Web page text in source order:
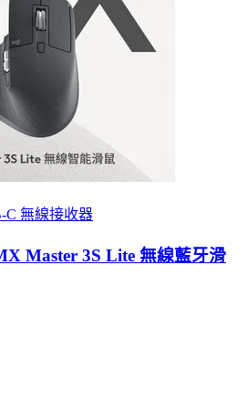
C 無線接收器
Master 3S Lite 無線藍牙滑